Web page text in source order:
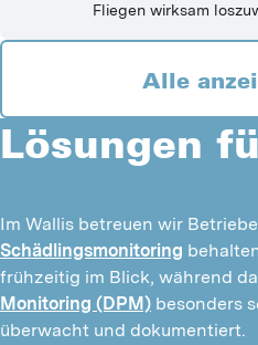
Fliegen wirksam
Alle
Lösungen
Schädlingsmonitoring
frühzeitig im Blick, während
Monitoring (DPM) besonders
überwacht und dokumentiert.